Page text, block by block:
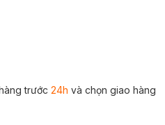
trước 24h và chọn giao hàng